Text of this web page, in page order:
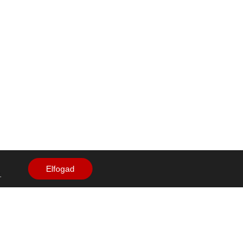
Elfogad